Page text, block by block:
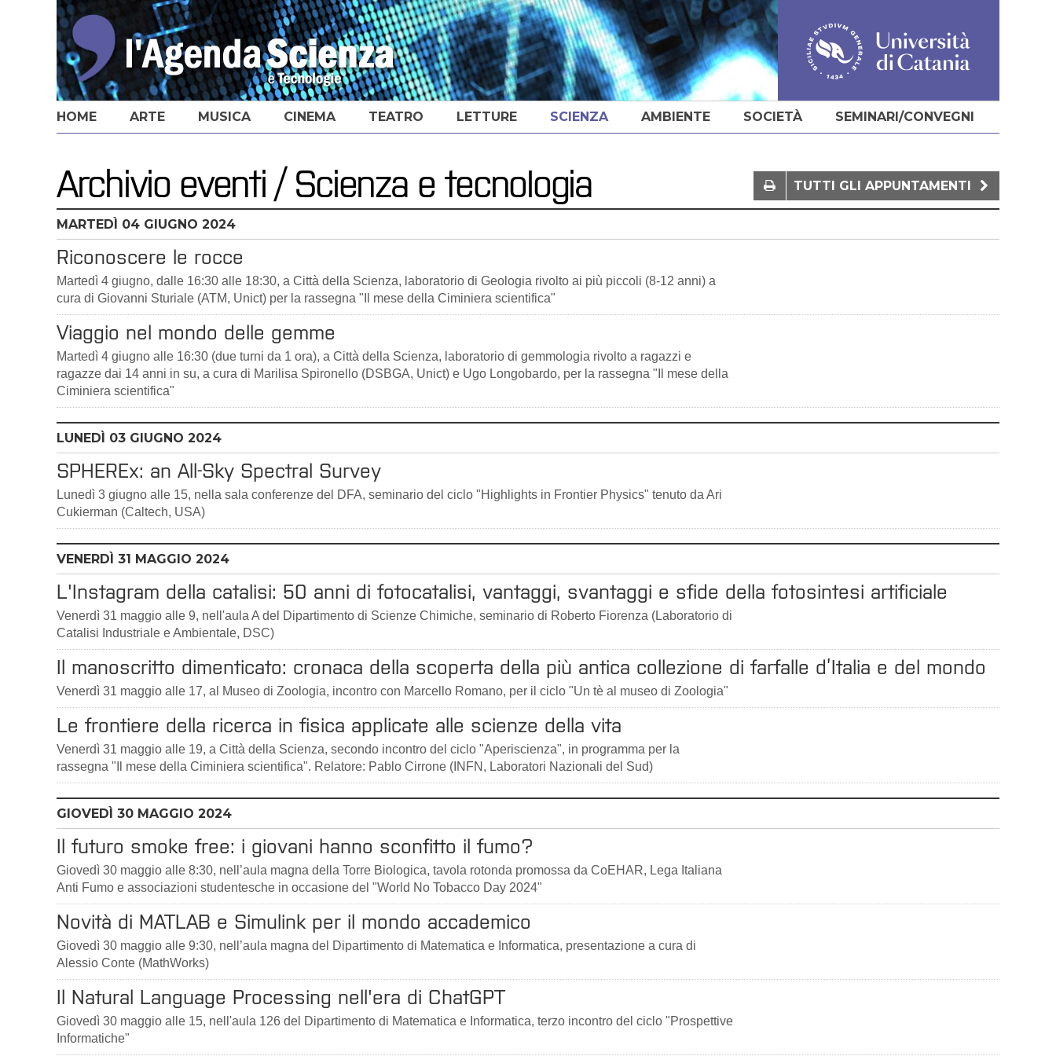
HOME ARTE MUSICA CINEMA TEATRO LETTURE SCIENZA AMBIENTE SOCIETÀ SEMINARI/CONVEGNI
Archivio eventi / Scienza e tecnologia TUTTI GLI APPUNTAMENTI
MARTEDÌ 04 GIUGNO 2024
Riconoscere le rocce
Martedì 4 giugno, dalle 16:30 alle 18:30, a Città della Scienza, laboratorio di Geologia rivolto ai più piccoli (8-12 anni) a
cura di Giovanni Sturiale (ATM, Unict) per la rassegna "Il mese della Ciminiera scientifica"
Viaggio nel mondo delle gemme
Martedì 4 giugno alle 16:30 (due turni da 1 ora), a Città della Scienza, laboratorio di gemmologia rivolto a ragazzi e
ragazze dai 14 anni in su, a cura di Marilisa Spironello (DSBGA, Unict) e Ugo Longobardo, per la rassegna "Il mese della
Ciminiera scientifica"
LUNEDÌ 03 GIUGNO 2024
SPHEREx: an All-Sky Spectral Survey
Lunedì 3 giugno alle 15, nella sala conferenze del DFA, seminario del ciclo "Highlights in Frontier Physics" tenuto da Ari
Cukierman (Caltech, USA)
VENERDÌ 31 MAGGIO 2024
L'Instagram della catalisi: 50 anni di fotocatalisi, vantaggi, svantaggi e sfide della fotosintesi artificiale
Venerdì 31 maggio alle 9, nell'aula A del Dipartimento di Scienze Chimiche, seminario di Roberto Fiorenza (Laboratorio di
Catalisi Industriale e Ambientale, DSC)
Il manoscritto dimenticato: cronaca della scoperta della più antica collezione di farfalle d’Italia e del mondo
Venerdì 31 maggio alle 17, al Museo di Zoologia, incontro con Marcello Romano, per il ciclo "Un tè al museo di Zoologia"
Le frontiere della ricerca in fisica applicate alle scienze della vita
Venerdì 31 maggio alle 19, a Città della Scienza, secondo incontro del ciclo "Aperiscienza", in programma per la
rassegna "Il mese della Ciminiera scientifica". Relatore: Pablo Cirrone (INFN, Laboratori Nazionali del Sud)
GIOVEDÌ 30 MAGGIO 2024
Il futuro smoke free: i giovani hanno sconfitto il fumo?
Giovedì 30 maggio alle 8:30, nell’aula magna della Torre Biologica, tavola rotonda promossa da CoEHAR, Lega Italiana
Anti Fumo e associazioni studentesche in occasione del ​"World No Tobacco Day 2024"
Novità di MATLAB e Simulink per il mondo accademico
Giovedì 30 maggio alle 9:30, nell’aula magna del Dipartimento di Matematica e Informatica, presentazione a cura di
Alessio Conte (MathWorks)
Il Natural Language Processing nell'era di ChatGPT
Giovedì 30 maggio alle 15, nell'aula 126 del Dipartimento di Matematica e Informatica, terzo incontro del ciclo "Prospettive
Informatiche"